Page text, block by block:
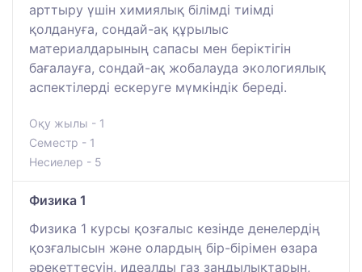
арттыру үшін химиялық білімді тиімді
қолдануға, сондай-ақ құрылыс
материалдарының сапасы мен беріктігін
бағалауға, сондай-ақ жобалауда экологиялық
аспектілерді ескеруге мүмкіндік береді.
Оқу жылы - 1
Семестр - 1
Несиелер - 5
Физика 1
Физика 1 курсы қозғалыс кезінде денелердің
қозғалысын және олардың бір-бірімен өзара
әрекеттесуін, идеалды газ заңдылықтарын,